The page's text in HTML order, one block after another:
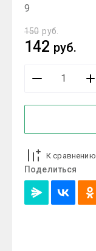
9
150 руб.
142 руб.
К сравнению
Поделиться